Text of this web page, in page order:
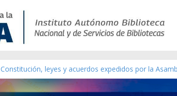
Constitución, leyes y acuerdos expedidos por la
Una Parálisis [material gráfico]
Modesta Bor Sánchez [material gráfico]